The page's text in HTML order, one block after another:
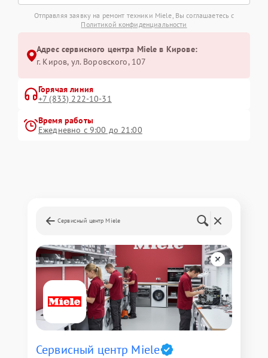
Отправляя заявку на ремонт техники Miele, Вы соглашаетесь с
Политикой конфиденциальности
Адрес сервисного центра Miele в Кирове:
г. Киров, ул. Воровского, 107
Горячая линия
+7 (833) 222-10-31
Время работы
Ежедневно с 9:00 до 21:00
Сервисный центр Miele
Сервисный центр Miele